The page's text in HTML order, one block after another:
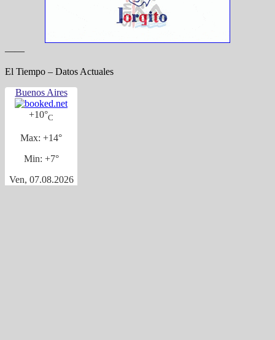
——
El Tiempo – Datos Actuales
Buenos Aires
+10°C
Max: +14°
Min: +7°
Ven, 07.08.2026